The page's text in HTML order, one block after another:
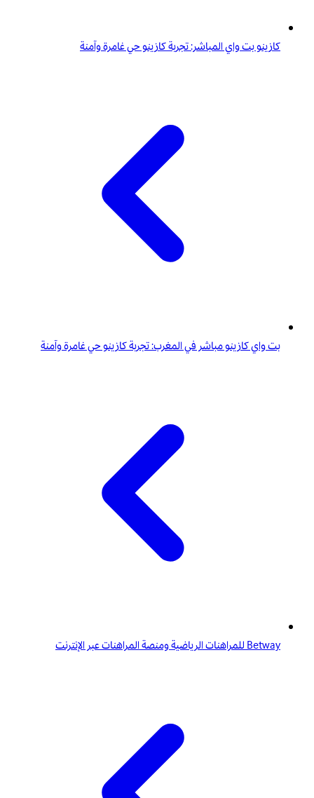
كازينو بت واي المباشر: تجربة كازينو حي غامرة وآمنة
بت واي كازينو مباشر في المغرب: تجربة كازينو حي غامرة وآمنة
Betway للمراهنات الرياضية ومنصة المراهنات عبر الإنترنت